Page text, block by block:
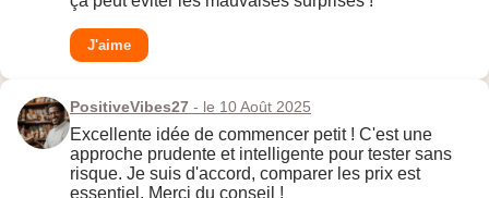
J'aime
PositiveVibes27 - le 10 Août 2025
Excellente idée de commencer petit ! C'est une
approche prudente et intelligente pour tester sans
risque. Je suis d'accord, comparer les prix est
essentiel. Merci du conseil !